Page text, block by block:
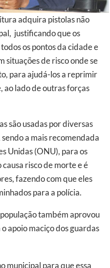
adquira pistolas não
justificando que os
os pontos da cidade e
situações de risco onde se
para ajudá-los a reprimir
ao lado de outras forças
são usadas por diversas
a mais recomendada
Unidas (ONU), para os
risco de morte e é
fazendo com que eles
para a polícia.
também aprovou
apoio maciço dos guardas
municipal para que essa